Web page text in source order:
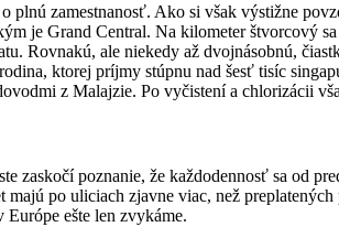
plnú zamestnanosť. Ako si však výstižne
je Grand Central. Na kilometer štvorcový
Rovnakú, ale niekedy až dvojnásobnú,
ktorej príjmy stúpnu nad šesť tisíc
z Malajzie. Po vyčistení a chlorizácii
zaskočí poznanie, že každodennosť sa od
po uliciach zjavne viac, než
ešte len zvykáme.